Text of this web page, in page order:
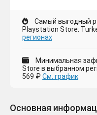
Самый выгодный
Playstation Store:
регионах
Минимальная
Store в выбранном
569 ₽ См. график
Основная